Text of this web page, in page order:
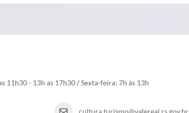
11h30 - 13h as 17h30 / Sexta-feira: 7h às 13h
cultura.turismo@valereal.rs.gov.br